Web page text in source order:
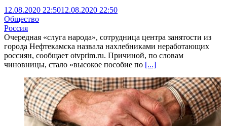
12.08.2020 22:5012.08.2020 22:50
Общество
Россия
Очередная «слуга народа», сотрудница центра занятости из
города Нефтекамска назвала нахлебниками неработающих
россиян, сообщает otvprim.ru. Причиной, по словам
чиновницы, стало «высокое пособие по [...]